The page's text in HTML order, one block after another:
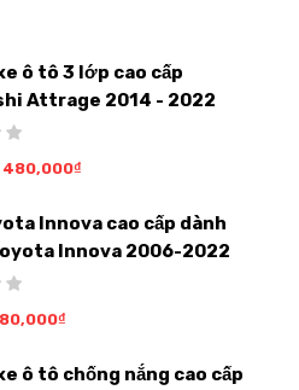
ô tô 3 lớp cao cấp
Attrage 2014 - 2022
480,000₫
Innova cao cấp dành
Innova 2006-2022
80,000₫
ô tô chống nắng cao cấp